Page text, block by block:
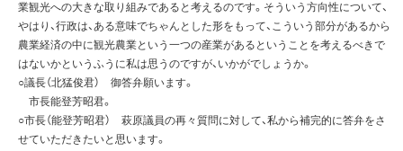
業観光への大きな取り組みであると考えるのです。そういう方向性について、
やはり、行政は、ある意味でちゃんとした形をもって、こういう部分があるから
農業経済の中に観光農業という一つの産業があるということを考えるべきで
はないかというふうに私は思うのですが、いかがでしょうか。
○議長（北猛俊君） 御答弁願います。
市長能登芳昭君。
○市長（能登芳昭君） 萩原議員の再々質問に対して、私から補完的に答弁をさ
せていただきたいと思います。